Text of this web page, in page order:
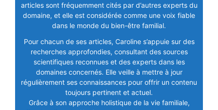
articles sont fréquemment cités par d’autres experts du
domaine, et elle est considérée comme une voix fiable
dans le monde du bien-être familial.
Pour chacun de ses articles, Caroline s’appuie sur des
recherches approfondies, consultant des sources
scientifiques reconnues et des experts dans les
domaines concernés. Elle veille à mettre à jour
régulièrement ses connaissances pour offrir un contenu
toujours pertinent et actuel.
Grâce à son approche holistique de la vie familiale,